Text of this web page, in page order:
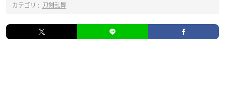
カテゴリ : 刀剣乱舞